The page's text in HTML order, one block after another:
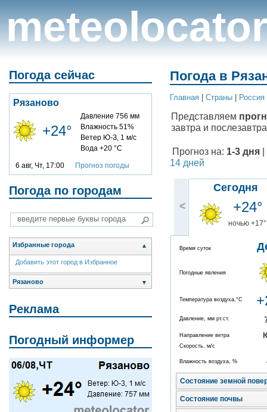
meteolocator
Погода сейчас
Рязаново
+24°
Давление 756 мм
Влажность 51%
Ветер Ю-З, 1 м/с
Вода +20 °C
6 авг, Чт, 17:00 Прогноз погоды
Погода по городам
Избранные города ▲
Добавить этот город в Избранное
Рязаново ▼
Реклама
Погодный информер
Погода в
Главная Cтраны Россия
Представляем
завтра и
Прогноз на: 1-3 дня
14 дней
<
Сегодня
+24°
ночью +17°
Время суток
Погодные явления
Температура воздуха,°C
Давление, мм рт.ст.
Направление ветра
Скорость, м/с
Влажность воздуха, %
Состояние земной
Состояние почвы